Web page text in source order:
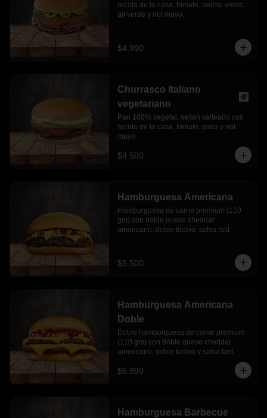
receta de la casa, tomate, poroto verde,
ají verde y not mayo.
$4.990
Churrasco Italiano
vegetariano
Pan 100% vegetal, seitan salteado con
receta de la casa, tomate, palta y not
mayo.
$4.500
Hamburguesa Americana
Hamburguesa de carne premium (110
gm) con doble queso cheddar
americano, doble tocino, salsa fast
$5.500
Hamburguesa Americana
Doble
Doble hamburguesa de carne premium
(110 gm) con doble queso cheddar
americano, doble tocino y salsa fast
$6.990
Hamburguesa Barbecue